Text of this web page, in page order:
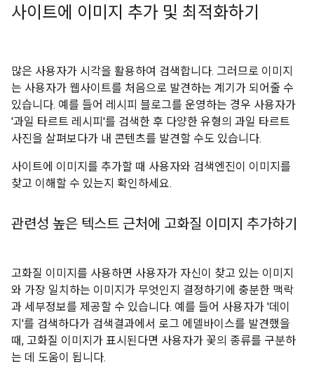
사이트에 이미지 추가 및 최적화하기
많은 사용자가 시각을 활용하여 검색합니다. 그러므로 이미지
는 사용자가 웹사이트를 처음으로 발견하는 계기가 되어줄 수
있습니다. 예를 들어 레시피 블로그를 운영하는 경우 사용자가
'과일 타르트 레시피'를 검색한 후 다양한 유형의 과일 타르트
사진을 살펴보다가 내 콘텐츠를 발견할 수도 있습니다.
사이트에 이미지를 추가할 때 사용자와 검색엔진이 이미지를
찾고 이해할 수 있는지 확인하세요.
관련성 높은 텍스트 근처에 고화질 이미지 추가하기
고화질 이미지를 사용하면 사용자가 자신이 찾고 있는 이미지
와 가장 일치하는 이미지가 무엇인지 결정하기에 충분한 맥락
과 세부정보를 제공할 수 있습니다. 예를 들어 사용자가 '데이
지'를 검색하다가 검색결과에서 로그 에델바이스를 발견했을
때, 고화질 이미지가 표시된다면 사용자가 꽃의 종류를 구분하
는 데 도움이 됩니다.